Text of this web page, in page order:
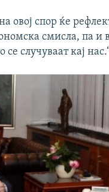
овој спор ќе
смисла, па и
случуваат кај